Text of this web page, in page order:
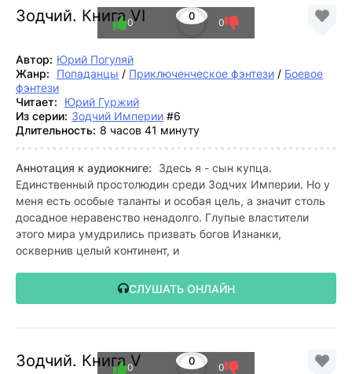
Зодчий. Книга VI 0
0 0
Автор: Юрий Погуляй
Жанр:
Попаданцы / Приключенческое фэнтези / Боевое
фэнтези
Читает:
Юрий Гуржий
Из серии: Зодчий Империи #6
Длительность: 8 часов 41 минуту
Аннотация к аудиокниге:
Здесь я - сын купца.
Единственный простолюдин среди Зодчих Империи. Но у
меня есть особые таланты и особая цель, а значит столь
досадное неравенство ненадолго. Глупые властители
этого мира умудрились призвать богов Изнанки,
осквернив целый континент, и
СЛУШАТЬ ОНЛАЙН
Зодчий. Книга V 0
0 0